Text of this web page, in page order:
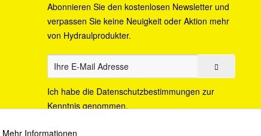
Abonnieren Sie den kostenlosen Newsletter und
verpassen Sie keine Neuigkeit oder Aktion mehr
von Hydraulprodukter.
Ich habe die Datenschutzbestimmungen zur
Kenntnis genommen.
Mehr Informationen